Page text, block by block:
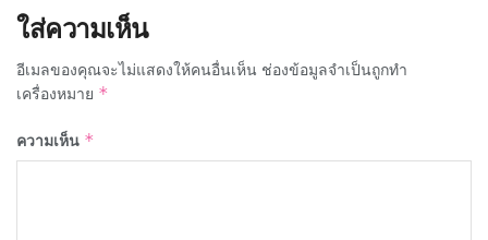
ใส่ความเห็น
อีเมลของคุณจะไม่แสดงให้คนอื่นเห็น ช่องข้อมูลจำเป็นถูกทำ
เครื่องหมาย *
ความเห็น *